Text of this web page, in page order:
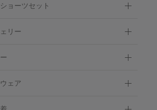
ョーツセット
リー
ェア